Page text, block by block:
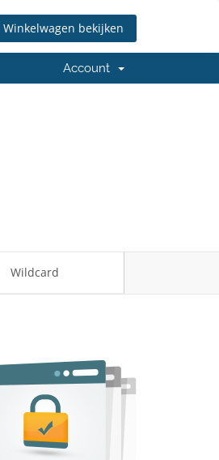
Winkelwagen bekijken
Account
Wildcard